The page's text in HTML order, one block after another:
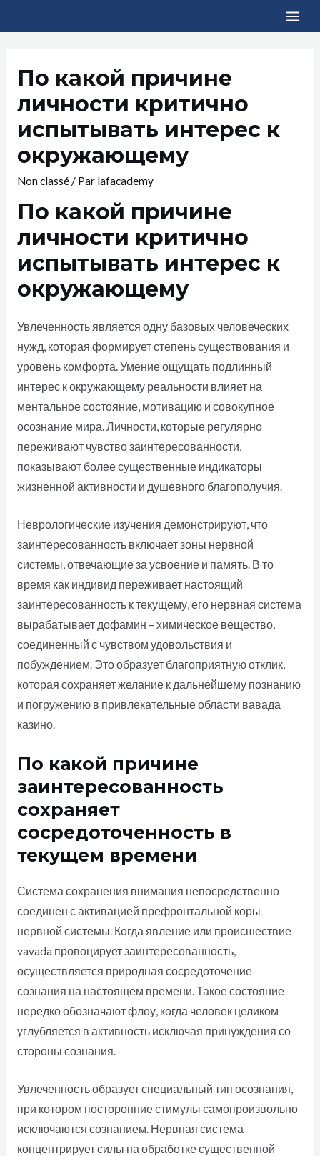
По какой причине
личности критично
испытывать интерес к
окружающему
Non classé/ Par lafacademy
По какой причине
личности критично
испытывать интерес к
окружающему
Увлеченность является одну базовых человеческих
нужд, которая формирует степень существования и
уровень комфорта. Умение ощущать подлинный
интерес к окружающему реальности влияет на
ментальное состояние, мотивацию и совокупное
осознание мира. Личности, которые регулярно
переживают чувство заинтересованности,
показывают более существенные индикаторы
жизненной активности и душевного благополучия.
Неврологические изучения демонстрируют, что
заинтересованность включает зоны нервной
системы, отвечающие за усвоение и память. В то
время как индивид переживает настоящий
заинтересованность к текущему, его нервная система
вырабатывает дофамин – химическое вещество,
соединенный с чувством удовольствия и
побуждением. Это образует благоприятную отклик,
которая сохраняет желание к дальнейшему познанию
и погружению в привлекательные области вавада
казино.
По какой причине
заинтересованность
сохраняет
сосредоточенность в
текущем времени
Система сохранения внимания непосредственно
соединен с активацией префронтальной коры
нервной системы. Когда явление или происшествие
vavada провоцирует заинтересованность,
осуществляется природная сосредоточение
сознания на настоящем времени. Такое состояние
нередко обозначают флоу, когда человек целиком
углубляется в активность исключая принуждения со
стороны сознания.
Увлеченность образует специальный тип осознания,
при котором посторонние стимулы самопроизвольно
исключаются сознанием. Нервная система
концентрирует силы на обработке существенной